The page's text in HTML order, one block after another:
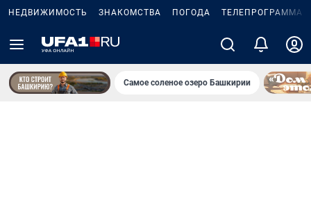
НЕДВИЖИМОСТЬ ЗНАКОМСТВА ПОГОДА ТЕЛЕПРОГРАММА
Самое соленое озеро Башкирии